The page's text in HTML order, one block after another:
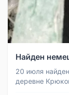
Найден
20 июля
деревне